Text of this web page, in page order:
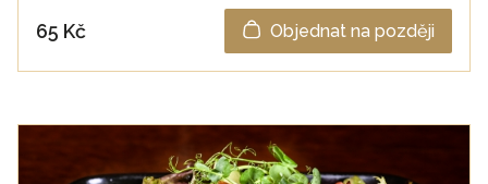
65 Kč Objednat na později